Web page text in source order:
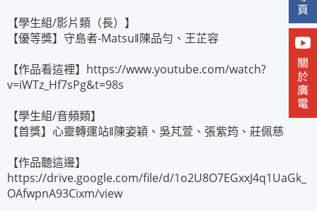
【學生組/影片類（長）】
【優等獎】守島者-Matsu‖陳品勻、王芷容
【作品看這裡】https://www.youtube.com/watch?
v=iWTz_Hf7sPg&t=98s
【學生組/音頻類】
【首獎】心靈轉運站‖陳姿穎、吳芃萱、張紫筠、莊佩慈
【作品聽這邊】
https://drive.google.com/file/d/1o2U8O7EGxxJ4q1UaGk_
OAfwpnA93Cixm/view